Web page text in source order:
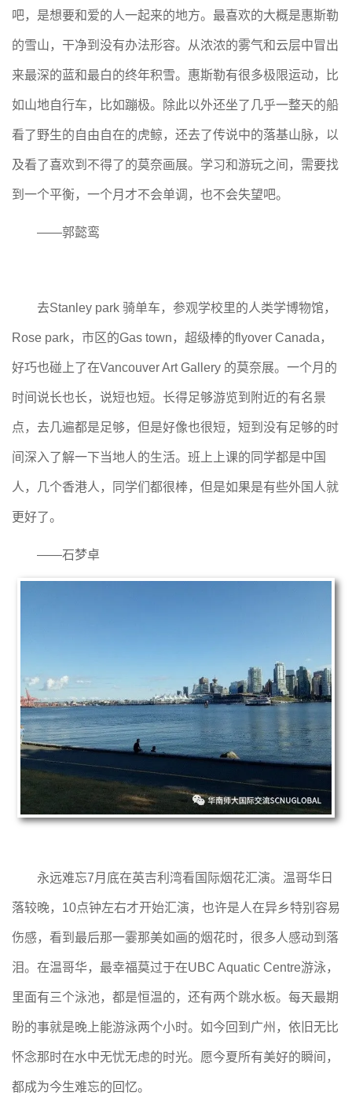
吧，是想要和爱的人一起来的地方。最喜欢的大概是惠斯勒
的雪山，干净到没有办法形容。从浓浓的雾气和云层中冒出
来最深的蓝和最白的终年积雪。惠斯勒有很多极限运动，比
如山地自行车，比如蹦极。除此以外还坐了几乎一整天的船
看了野生的自由自在的虎鲸，还去了传说中的落基山脉，以
及看了喜欢到不得了的莫奈画展。学习和游玩之间，需要找
到一个平衡，一个月才不会单调，也不会失望吧。
——郭懿鸾
去Stanley park 骑单车，参观学校里的人类学博物馆，
Rose park，市区的Gas town，超级棒的flyover Canada，
好巧也碰上了在Vancouver Art Gallery 的莫奈展。一个月的
时间说长也长，说短也短。长得足够游览到附近的有名景
点，去几遍都是足够，但是好像也很短，短到没有足够的时
间深入了解一下当地人的生活。班上上课的同学都是中国
人，几个香港人，同学们都很棒，但是如果是有些外国人就
更好了。
——石梦卓
永远难忘7月底在英吉利湾看国际烟花汇演。温哥华日
落较晚，10点钟左右才开始汇演，也许是人在异乡特别容易
伤感，看到最后那一霎那美如画的烟花时，很多人感动到落
泪。在温哥华，最幸福莫过于在UBC Aquatic Centre游泳，
里面有三个泳池，都是恒温的，还有两个跳水板。每天最期
盼的事就是晚上能游泳两个小时。如今回到广州，依旧无比
怀念那时在水中无忧无虑的时光。愿今夏所有美好的瞬间，
都成为今生难忘的回忆。